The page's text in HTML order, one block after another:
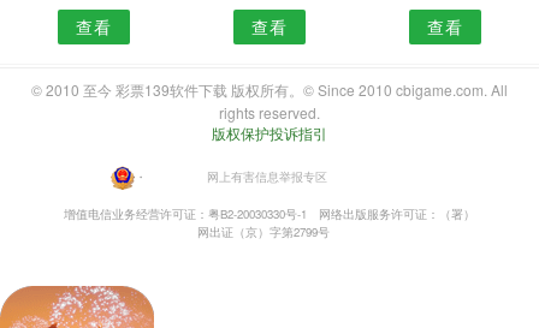
查看 查看 查看
© 2010 至今 彩票139软件下载 版权所有。© Since 2010 cbigame.com. All
rights reserved.
版权保护投诉指引
・ 网上有害信息举报专区
增值电信业务经营许可证：粤B2-20030330号-1
网络出版服务许可证：（署）
网出证（京）字第2799号